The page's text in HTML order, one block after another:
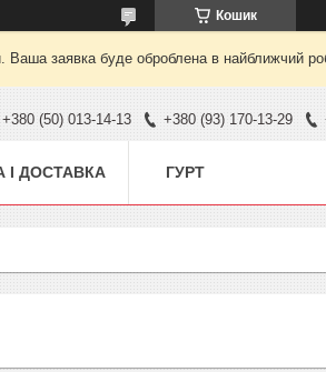
Кошик
Ваша заявка буде оброблена в найближчий
+380 (50) 013-14-13 +380 (93) 170-13-29
І ДОСТАВКА ГУРТ